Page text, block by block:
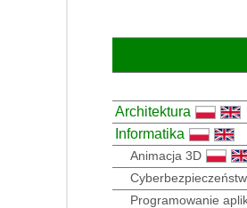
Architektura
Informatika
Animacja 3D
Programowanie